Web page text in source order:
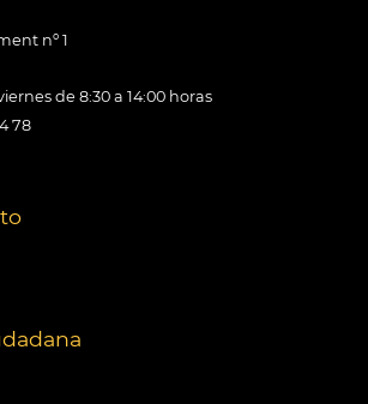
nº 1
de 8:30 a 14:00 horas
78